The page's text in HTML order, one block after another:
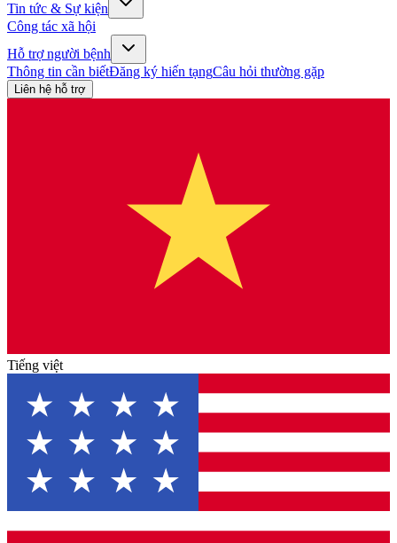
Tin tức & Sự kiện
Công tác xã hội
Hỗ trợ người bệnh
Thông tin cần biếtĐăng ký hiến tạngCâu hỏi thường gặp
Liên hệ hỗ trợ
Tiếng việt